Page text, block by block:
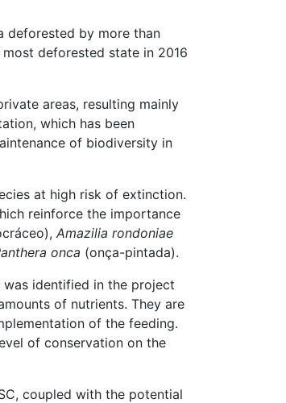
deforested by more than
deforested state in 2016
areas, resulting mainly
which has been
of biodiversity in
at high risk of extinction.
reinforce the importance
Amazilia rondoniae
onca (onça-pintada).
identified in the project
of nutrients. They are
of the feeding.
of conservation on the
coupled with the potential